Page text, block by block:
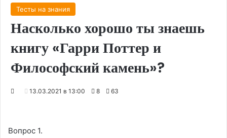
Тесты на знания
Насколько хорошо ты знаешь
книгу «Гарри Поттер и
Философский камень»?
13.03.2021 в 13:00 8 63
Вопрос 1.